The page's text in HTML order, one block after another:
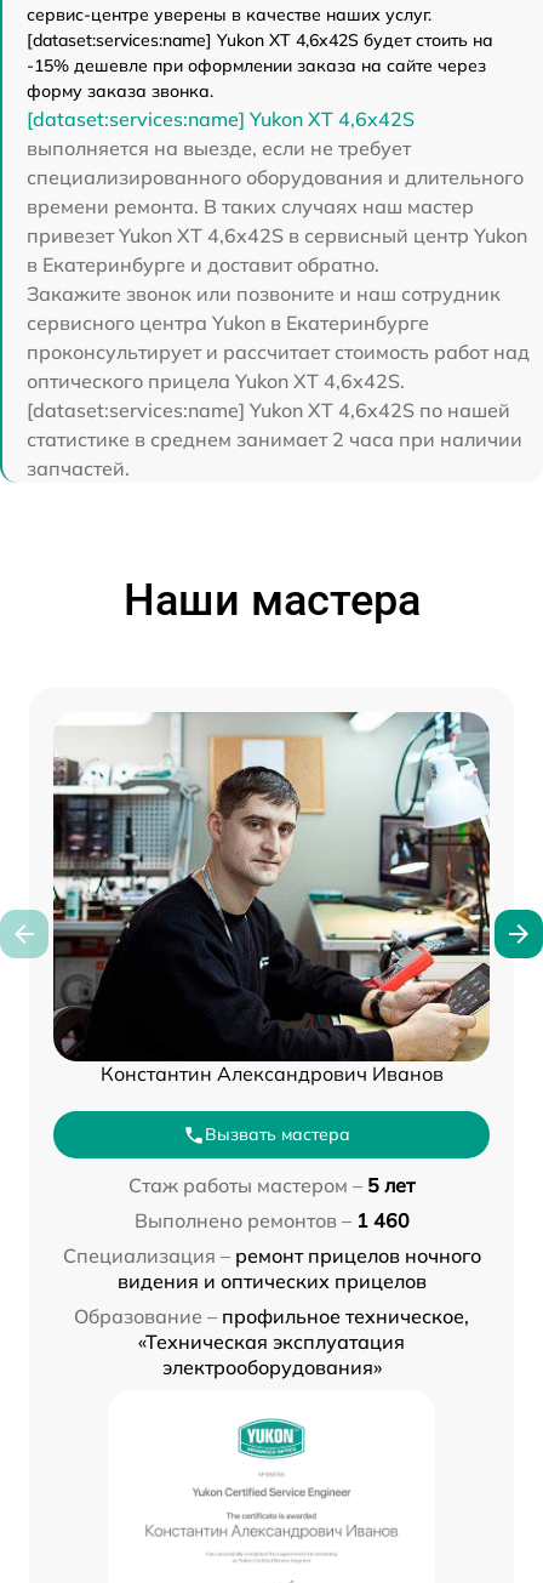
сервис-центре уверены в качестве наших услуг.
[dataset:services:name] Yukon XT 4,6x42S будет стоить на
-15% дешевле при оформлении заказа на сайте через
форму заказа звонка.
[dataset:services:name] Yukon XT 4,6x42S
выполняется на выезде, если не требует
специализированного оборудования и длительного
времени ремонта. В таких случаях наш мастер
привезет Yukon XT 4,6x42S в сервисный центр Yukon
в Екатеринбурге и доставит обратно.
Закажите звонок или позвоните и наш сотрудник
сервисного центра Yukon в Екатеринбурге
проконсультирует и рассчитает стоимость работ над
оптического прицела Yukon XT 4,6x42S.
[dataset:services:name] Yukon XT 4,6x42S по нашей
статистике в среднем занимает 2 часа при наличии
запчастей.
Наши мастера
Константин Александрович Иванов
Вызвать мастера
Стаж работы мастером – 5 лет
Выполнено ремонтов – 1 460
Специализация – ремонт прицелов ночного
видения и оптических прицелов
Образование – профильное техническое,
«Техническая эксплуатация
электрооборудования»